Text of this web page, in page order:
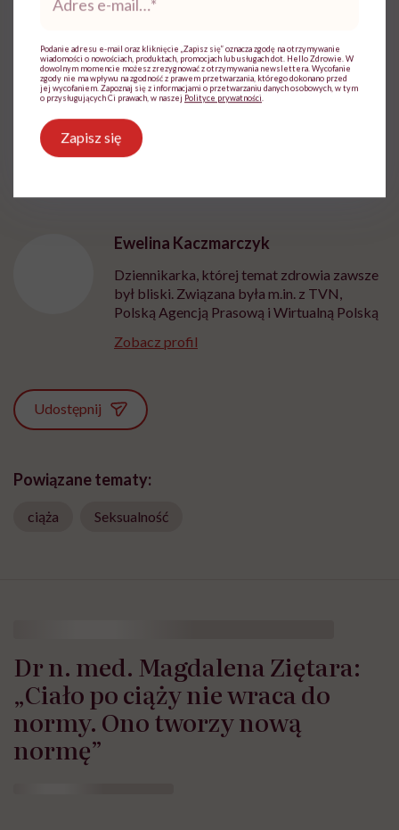
Ewelina Kaczmarczyk
Dziennikarka, której temat zdrowia zawsze
był bliski. Związana była m.in. z TVN,
Polską Agencją Prasową i Wirtualną Polską
Zobacz profil
Udostępnij
Powiązane tematy:
ciąża Seksualność
Dr n. med. Magdalena Ziętara:
„Ciało po ciąży nie wraca do
normy. Ono tworzy nową
normę”
mail*
Podanie adresu e-mail oraz kliknięcie „Zapisz się” oznacza zgodę na otrzymywanie
wiadomości o nowościach, produktach, promocjach lub usługach dot. Hello Zdrowie. W
dowolnym momencie możesz zrezygnować z otrzymywania newslettera. Wycofanie
zgody nie ma wpływu na zgodność z prawem przetwarzania, którego dokonano przed
jej wycofaniem. Zapoznaj się z informacjami o przetwarzaniu danych osobowych, w tym
o przysługujących Ci prawach, w naszej Polityce prywatności
Zapisz się